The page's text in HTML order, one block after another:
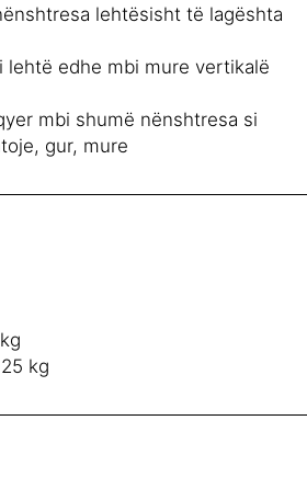
lehtësisht të lagështa
lehtë edhe mbi mure vertikalë
mbi shumë nënshtresa si
gur, mure
kg